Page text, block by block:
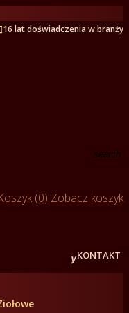
16 lat doświadczenia w branży
search
(0) Zobacz koszyk
KONTAKT